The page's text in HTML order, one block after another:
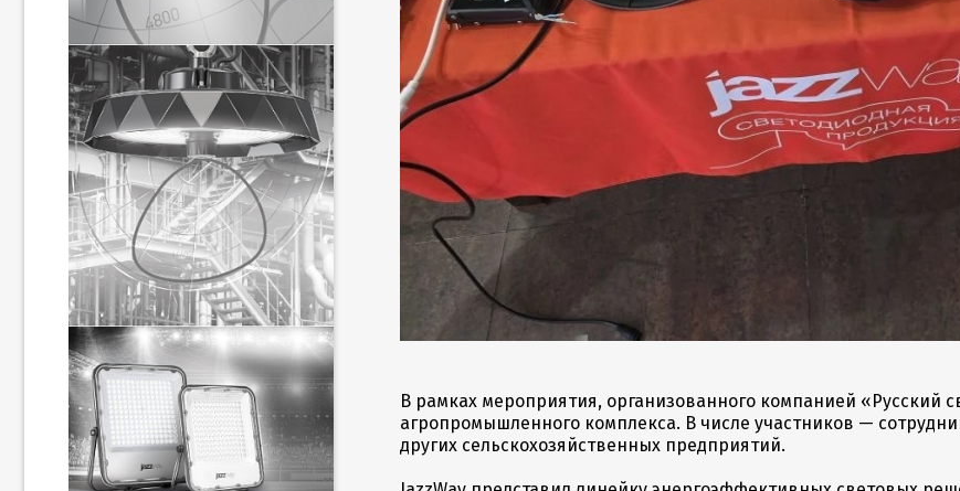
В рамках мероприятия, организованного компанией «Русский
агропромышленного комплекса. В числе участников —
других сельскохозяйственных предприятий.